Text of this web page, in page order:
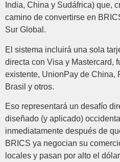
India, China y Sudáfrica) que,
camino de convertirse en
Sur Global.
El sistema incluirá una sola
directa con Visa y Mastercard,
existente, UnionPay de China,
Brasil y otros.
Eso representará un desafío
diseñado (y aplicado)
inmediatamente después de
BRICS ya negocian su
locales y pasan por alto el